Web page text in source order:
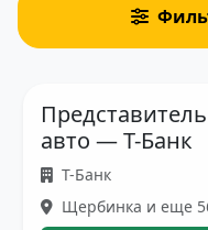
авто — Т-Банк
Т-Банк
Щербинка и еще